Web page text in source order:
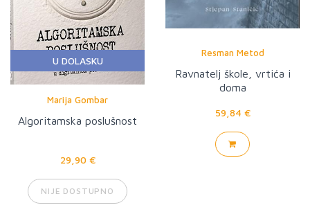
U DOLASKU
Marija Gombar
Algoritamska poslušnost
29,90 €
NIJE DOSTUPNO
Resman Metod
Ravnatelj škole, vrtića i
doma
59,84 €